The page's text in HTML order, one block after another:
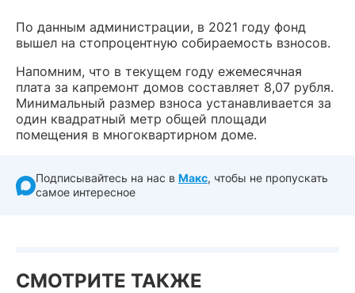
По данным администрации, в 2021 году фонд
вышел на стопроцентную собираемость взносов.
Напомним, что в текущем году ежемесячная
плата за капремонт домов составляет 8,07 рубля.
Минимальный размер взноса устанавливается за
один квадратный метр общей площади
помещения в многоквартирном доме.
Подписывайтесь на нас в Макс, чтобы не пропускать
самое интересное
СМОТРИТЕ ТАКЖЕ